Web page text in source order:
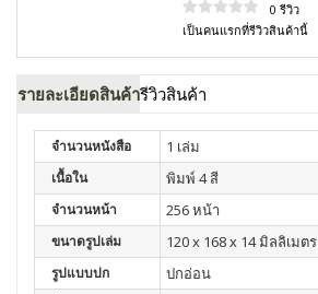
0 รีวิว
เป็นคนแรกที่รีวิวสินค้านี้
รายละเอียดสินค้ารีวิวสินค้า
จำนวนหนังสือ 1 เล่ม
เนื้อใน พิมพ์ 4 สี
จำนวนหน้า 256 หน้า
ขนาดรูปเล่ม 120 x 168 x 14 มิลลิเมตร
รูปแบบปก ปกอ่อน